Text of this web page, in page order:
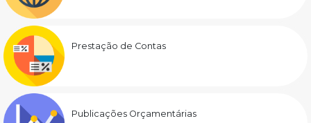
Prestação de Contas
Publicações Orçamentárias